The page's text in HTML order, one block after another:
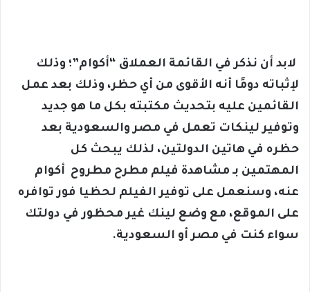
لابد أن نذكر في القائمة العملاق “أكوام”؛ وذلك
لإثباته دومًا أنه الأقوى من أي حظر، وذلك بعد عمل
القائمين عليه بتحديث مكتبته بكل ما هو جديد
وتوفير لينكات تعمل في مصر والسعودية بعد
حظره في هاتين الدولتين، لذلك يبحث كل
المهتمين بـ مشاهدة فيلم مطرح مطروح أكوام
عنه، وسنعمل على توفير الفيلم لحظيا فور توافره
على الموقع، مع وضع لينك غير محظور في دولتك
سواء كنت في مصر أو السعودية.